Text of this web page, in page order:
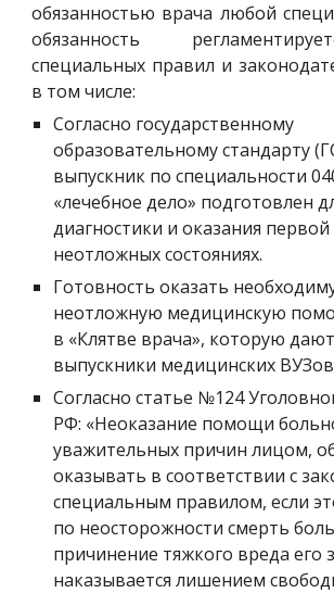
обязанностью врача любой
обязанность
специальных правил и
в том числе:
Согласно государственному
образовательному стандарту
выпускник по специальности
«лечебное дело» подготовлен
диагностики и оказания
неотложных состояниях.
Готовность оказать
неотложную медицинскую
в «Клятве врача», которую
выпускники медицинских ВУЗов
Согласно статье №124
РФ: «Неоказание помощи
уважительных причин лицом,
оказывать в соответствии с
специальным правилом, если
по неосторожности смерть
причинение тяжкого вреда его
наказывается лишением